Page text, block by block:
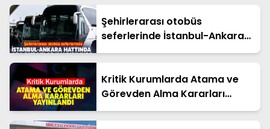
Şehirlerarası otobüs
seferlerinde İstanbul-Ankara
hattında ara duraklar
Kritik Kurumlarda Atama ve
Görevden Alma Kararları
Yayınlandı